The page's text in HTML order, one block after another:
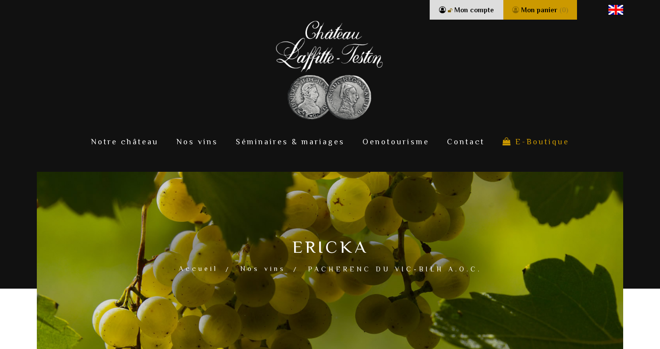
Mon compte Mon panier (0)
Notre château Nos vins Séminaires & mariages Oenotourisme Contact E-Boutique
ERICKA
Accueil Nos vins PACHERENC DU VIC-BILH A.O.C.